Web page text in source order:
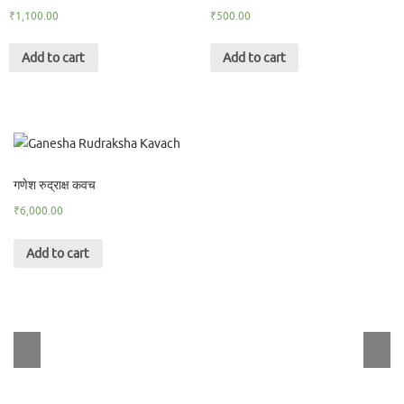
₹1,100.00
Add to cart
₹500.00
Add to cart
गणेश रुद्राक्ष कवच
₹6,000.00
Add to cart